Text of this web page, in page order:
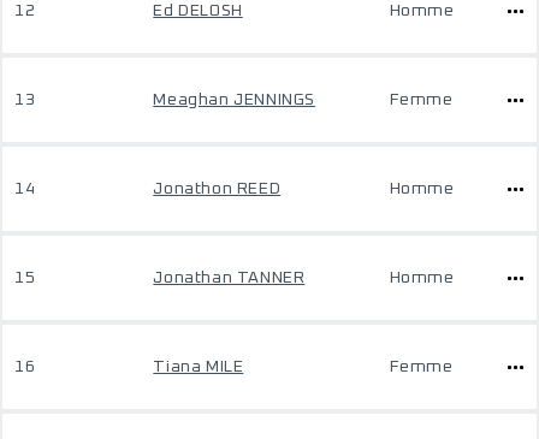
12 Ed DELOSH Homme
13 Meaghan JENNINGS Femme
14 Jonathon REED Homme
15 Jonathan TANNER Homme
16 Tiana MILE Femme